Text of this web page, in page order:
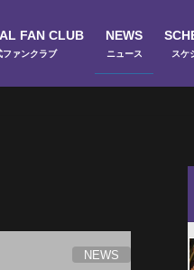
FAN CLUB
ファンクラブ
NEWS
ニュース スケ
NEWS